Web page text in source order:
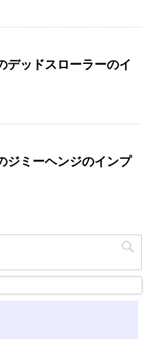
デッドスローラーのイ
ジミーヘンジのインプ